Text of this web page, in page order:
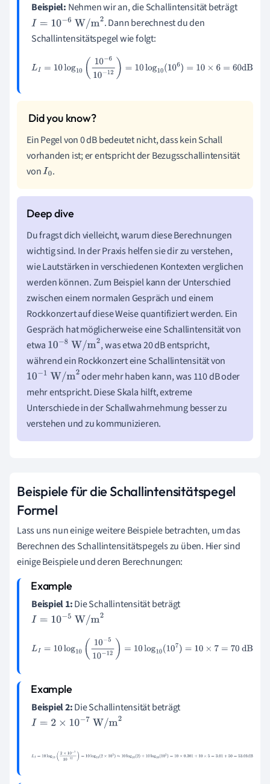
Beispiel: Nehmen wir an, die Schallintensität beträgt
I= 10 −6W/m2
. Dann berechnest du den
Schallintensitätspegel wie folgt:
LI =10log 10( 10−610− 12 )=10log 10(10 6)= 10 ×6 =60dB
Ein Pegel von 0 dB bedeutet nicht, dass kein Schall
vorhanden ist; er entspricht der Bezugsschallintensität
vonI0 .
Du fragst dich vielleicht, warum diese Berechnungen
wichtig sind. In der Praxis helfen sie dir zu verstehen,
wie Lautstärken in verschiedenen Kontexten verglichen
werden können. Zum Beispiel kann der Unterschied
zwischen einem normalen Gespräch und einem
Rockkonzert auf diese Weise quantifiziert werden. Ein
Gespräch hat möglicherweise eine Schallintensität von
etwa 10−8W/m2
, was etwa 20 dB entspricht,
während ein Rockkonzert eine Schallintensität von
10−1W/m2
oder mehr haben kann, was 110 dB oder
mehr entspricht. Diese Skala hilft, extreme
Unterschiede in der Schallwahrnehmung besser zu
verstehen und zu kommunizieren.
Beispiele für die Schallintensitätspegel
Formel
Lass uns nun einige weitere Beispiele betrachten, um das
Berechnen des Schallintensitätspegels zu üben. Hier sind
einige Beispiele und deren Berechnungen:
Beispiel 1:Die Schallintensität beträgt
I= 10 −5W/m2
LI =10log10(10−510− 12 )=10log10(10 7)=10 ×7 =70 dB
Beispiel 2:Die Schallintensität beträgt
I= 2× 10 −7 W/m2
log 10(2
log 10(